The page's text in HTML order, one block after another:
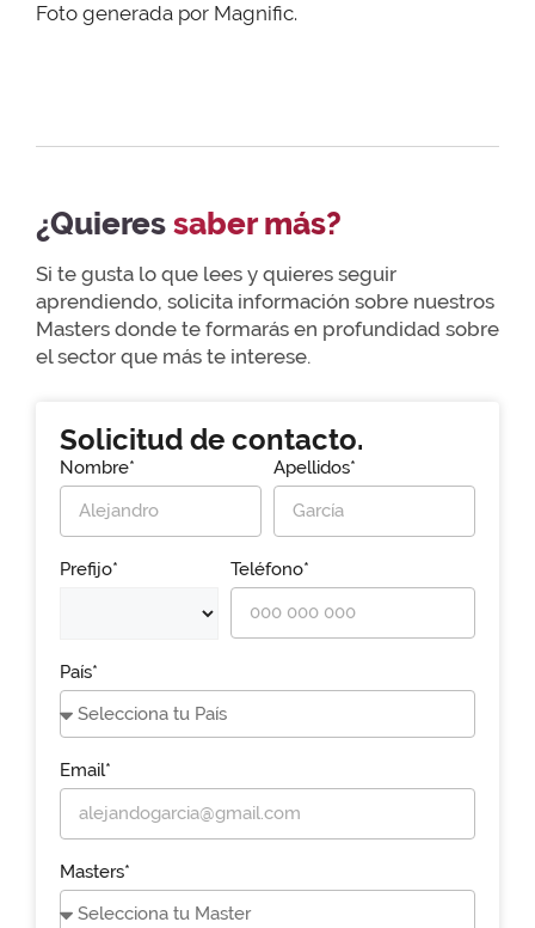
Foto generada por Magnific.
¿Quieressaber más?
Si te gusta lo que lees y quieres seguir
aprendiendo, solicita información sobre nuestros
Masters donde te formarás en profundidad sobre
el sector que más te interese.
Solicitud de contacto.
Nombre* Apellidos*
Prefijo* Teléfono*
País*
Email*
Masters*